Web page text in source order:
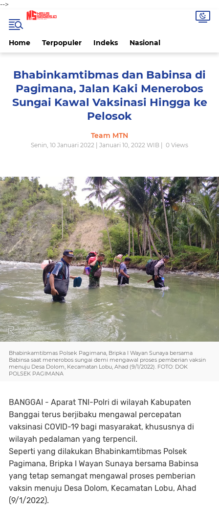
-->
Home Terpopuler Indeks Nasional
Bhabinkamtibmas dan Babinsa di
Pagimana, Jalan Kaki Menerobos
Sungai Kawal Vaksinasi Hingga ke
Pelosok
Team MTN
Senin, 10 Januari 2022 | Januari 10, 2022 WIB | 0 Views
Bhabinkamtibmas Polsek Pagimana, Bripka I Wayan Sunaya bersama
Babinsa saat menerobos sungai demi mengawal proses pemberian vaksin
menuju Desa Dolom, Kecamatan Lobu, Ahad (9/1/2022). FOTO: DOK
POLSEK PAGIMANA
BANGGAI - Aparat TNI-Polri di wilayah Kabupaten
Banggai terus berjibaku mengawal percepatan
vaksinasi COVID-19 bagi masyarakat, khususnya di
wilayah pedalaman yang terpencil.
Seperti yang dilakukan Bhabinkamtibmas Polsek
Pagimana, Bripka I Wayan Sunaya bersama Babinsa
yang tetap semangat mengawal proses pemberian
vaksin menuju Desa Dolom, Kecamatan Lobu, Ahad
(9/1/2022).